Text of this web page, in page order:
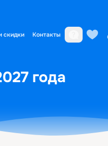
скидки Контакты
года